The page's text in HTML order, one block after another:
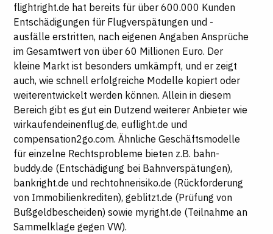
flightright.de hat bereits für über 600.000 Kunden
Entschädigungen für Flugverspätungen und -
ausfälle erstritten, nach eigenen Angaben Ansprüche
im Gesamtwert von über 60 Millionen Euro. Der
kleine Markt ist besonders umkämpft, und er zeigt
auch, wie schnell erfolgreiche Modelle kopiert oder
weiterentwickelt werden können. Allein in diesem
Bereich gibt es gut ein Dutzend weiterer Anbieter wie
wirkaufendeinenflug.de, euflight.de und
compensation2go.com. Ähnliche Geschäftsmodelle
für einzelne Rechtsprobleme bieten z.B. bahn-
buddy.de (Entschädigung bei Bahnverspätungen),
bankright.de und rechtohnerisiko.de (Rückforderung
von Immobilienkrediten), geblitzt.de (Prüfung von
Bußgeldbescheiden) sowie myright.de (Teilnahme an
Sammelklage gegen VW).